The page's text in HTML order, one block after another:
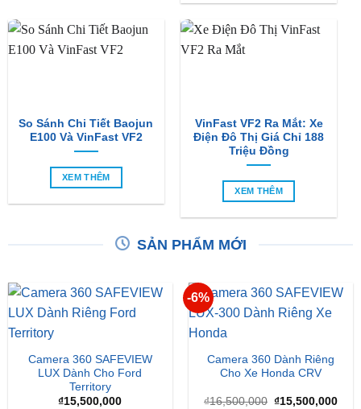
So Sánh Chi Tiết Baojun
E100 Và VinFast VF2
XEM THÊM
VinFast VF2 Ra Mắt: Xe
Điện Đô Thị Giá Chỉ 188
Triệu Đồng
XEM THÊM
SẢN PHẨM MỚI
Camera 360 SAFEVIEW
LUX Dành Cho Ford
Territory
₫15,500,000
-6%
Camera 360 Dành Riêng
Cho Xe Honda CRV
₫16,500,000 Giá
₫15,500,000Giá